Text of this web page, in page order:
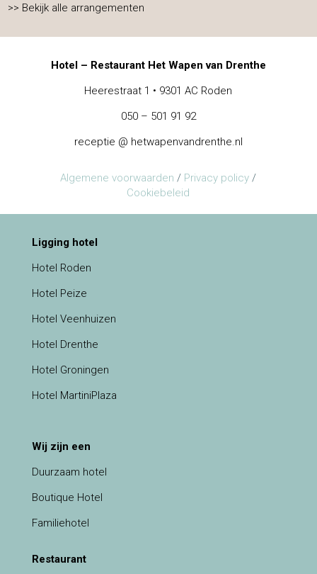
>> Bekijk alle arrangementen
Hotel – Restaurant Het Wapen van Drenthe
Heerestraat 1 • 9301 AC Roden
050 – 501 91 92
receptie @ hetwapenvandrenthe.nl
Algemene voorwaarden / Privacy policy /
Cookiebeleid
Ligging hotel
Hotel Roden
Hotel Peize
Hotel Veenhuizen
Hotel Drenthe
Hotel Groningen
Hotel MartiniPlaza
Wij zijn een
Duurzaam hotel
Boutique Hotel
Familiehotel
Restaurant